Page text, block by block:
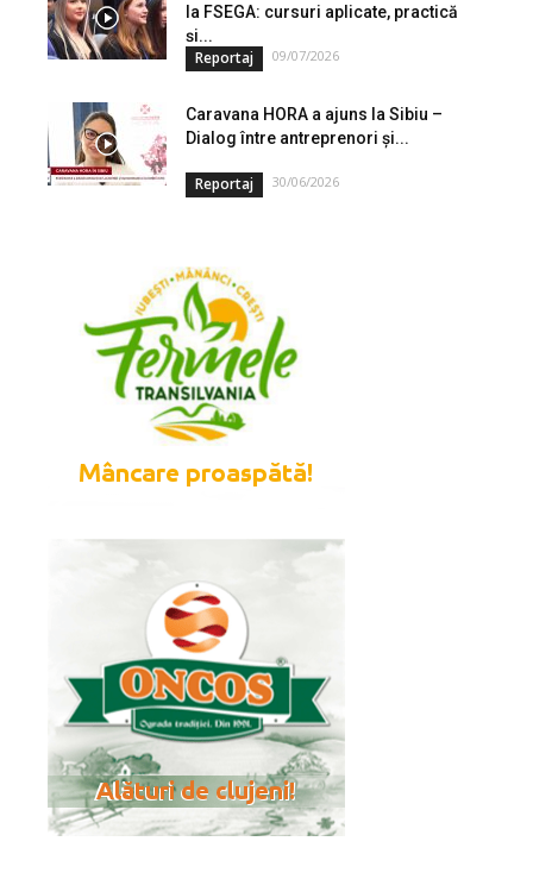
la FSEGA: cursuri aplicate, practică
și...
Reportaj 09/07/2026
Caravana HORA a ajuns la Sibiu –
Dialog între antreprenori și...
Reportaj 30/06/2026